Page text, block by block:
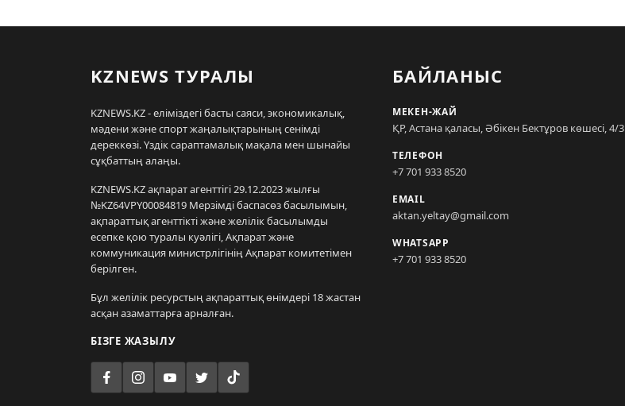
KZNEWS ТУРАЛЫ
KZNEWS.KZ - еліміздегі басты саяси, экономикалық,
мәдени және спорт жаңалықтарының сенімді
дереккөзі. Үздік сараптамалық мақала мен шынайы
сұқбаттың алаңы.
KZNEWS.KZ ақпарат агенттігі 29.12.2023 жылғы
№KZ64VPY00084819 Мерзімді баспасөз басылымын,
ақпараттық агенттікті және желілік басылымды
есепке қою туралы куәлігі, Ақпарат және
коммуникация министрлігінің Ақпарат комитетімен
берілген.
Бұл желілік ресурстың ақпараттық өнімдері 18 жастан
асқан азаматтарға арналған.
БІЗГЕ ЖАЗЫЛУ
БАЙЛАНЫС
МЕКЕН-ЖАЙ
ҚР, Астана қаласы, Әбікен Бектұров көшесі, 4/3
ТЕЛЕФОН
+7 701 933 8520
EMAIL
aktan.yeltay@gmail.com
WHATSAPP
+7 701 933 8520